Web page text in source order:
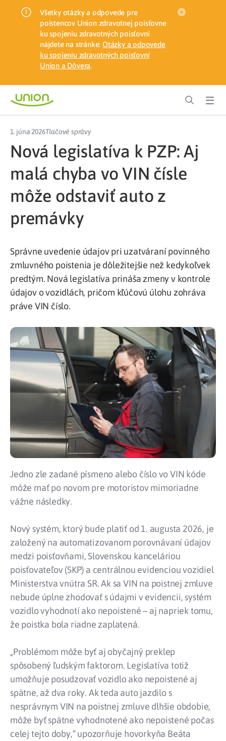
Všetky otázky a odpovede pre
poistencov Union zdravotnej poisťovne
ku spojeniu zdravotných poisťovní
nájdete na stránke: Otázky a odpovede
ku spojeniu zdravotných poisťovní
Union a Dôvera.
1. júna 2026Tlačové správy
Nová legislatíva k PZP: Aj
malá chyba vo VIN čísle
môže odstaviť auto z
premávky
Správne uvedenie údajov pri uzatváraní povinného
zmluvného poistenia je dôležitejšie než kedykoľvek
predtým. Nová legislatíva prináša zmeny v kontrole
údajov o vozidlách, pričom kľúčovú úlohu zohráva
práve VIN číslo.
Jedno zle zadané písmeno alebo číslo vo VIN kóde
môže mať po novom pre motoristov mimoriadne
vážne následky.
Nový systém, ktorý bude platiť od 1. augusta 2026, je
založený na automatizovanom porovnávaní údajov
medzi poisťovňami, Slovenskou kanceláriou
poisťovateľov (SKP) a centrálnou evidenciou vozidiel
Ministerstva vnútra SR. Ak sa VIN na poistnej zmluve
nebude úplne zhodovať s údajmi v evidencii, systém
vozidlo vyhodnotí ako nepoistené – aj napriek tomu,
že poistka bola riadne zaplatená.
„Problémom môže byť aj obyčajný preklep
spôsobený ľudským faktorom. Legislatíva totiž
umožňuje posudzovať vozidlo ako nepoistené aj
spätne, až dva roky. Ak teda auto jazdilo s
nesprávnym VIN na poistnej zmluve dlhšie obdobie,
môže byť spätne vyhodnotené ako nepoistené počas
celej tejto doby,“ upozorňuje hovorkyňa Beáta